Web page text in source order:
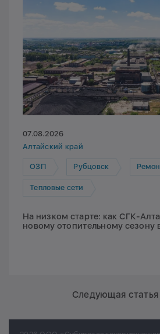
07.08.2026
Алтайский край
ОЗП Рубцовск
Тепловые сети
На низком старте: как СГК-
новому отопительному сезону
Следующая статья